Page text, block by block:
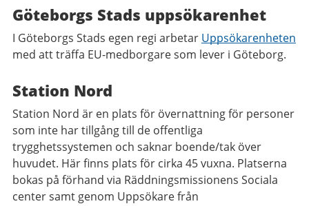
Göteborgs Stads uppsökarenhet
I Göteborgs Stads egen regi arbetar Uppsökarenheten
med att träffa EU-medborgare som lever i Göteborg.
Station Nord
Station Nord är en plats för övernattning för personer
som inte har tillgång till de offentliga
trygghetssystemen och saknar boende/tak över
huvudet. Här finns plats för cirka 45 vuxna. Platserna
bokas på förhand via Räddningsmissionens Sociala
center samt genom Uppsökare från